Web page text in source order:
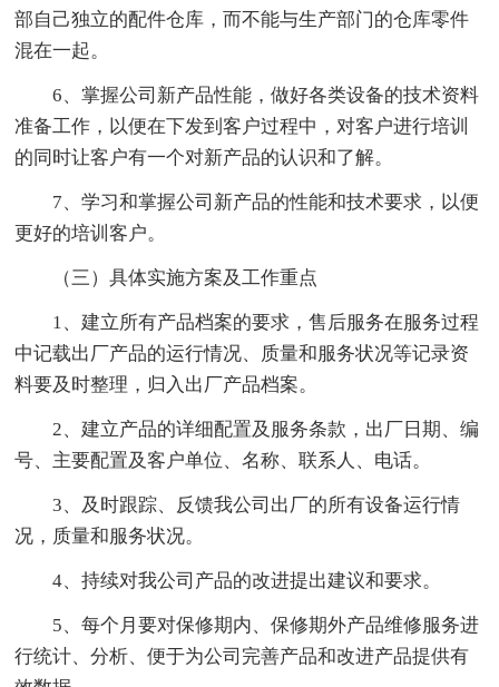
部自己独立的配件仓库，而不能与生产部门的仓库零件
混在一起。
6、掌握公司新产品性能，做好各类设备的技术资料
准备工作，以便在下发到客户过程中，对客户进行培训
的同时让客户有一个对新产品的认识和了解。
7、学习和掌握公司新产品的性能和技术要求，以便
更好的培训客户。
（三）具体实施方案及工作重点
1、建立所有产品档案的要求，售后服务在服务过程
中记载出厂产品的运行情况、质量和服务状况等记录资
料要及时整理，归入出厂产品档案。
2、建立产品的详细配置及服务条款，出厂日期、编
号、主要配置及客户单位、名称、联系人、电话。
3、及时跟踪、反馈我公司出厂的所有设备运行情
况，质量和服务状况。
4、持续对我公司产品的改进提出建议和要求。
5、每个月要对保修期内、保修期外产品维修服务进
行统计、分析、便于为公司完善产品和改进产品提供有